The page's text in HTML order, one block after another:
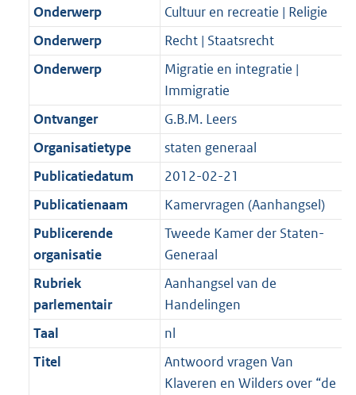
t
a
t
K
b
2
K
b
Onderwerp
Cultuur en recreatie | Religie
Onderwerp
Recht | Staatsrecht
Onderwerp
Migratie en integratie |
Immigratie
Ontvanger
G.B.M. Leers
Organisatietype
staten generaal
Publicatiedatum
2012-02-21
Publicatienaam
Kamervragen (Aanhangsel)
Publicerende
organisatie
Tweede Kamer der Staten-
Generaal
Rubriek
parlementair
Aanhangsel van de
Handelingen
Taal
nl
Titel
Antwoord vragen Van
Klaveren en Wilders over “de